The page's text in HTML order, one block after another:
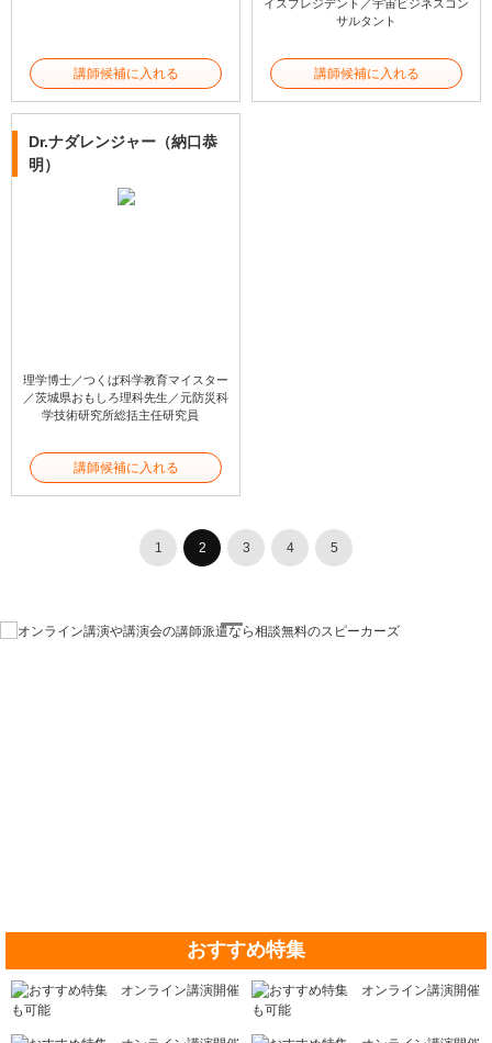
講師候補に入れる
イスプレジデント／宇宙ビジネスコン
サルタント
講師候補に入れる
Dr.ナダレンジャー（納口恭
明）
理学博士／つくば科学教育マイスター
／茨城県おもしろ理科先生／元防災科
学技術研究所総括主任研究員
講師候補に入れる
1 2 3 4 5
おすすめ特集